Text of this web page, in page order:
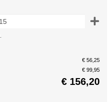
€ 56,25
€ 99,95
€ 156,20